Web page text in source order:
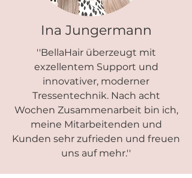
Ina Jungermann
''BellaHair überzeugt mit
exzellentem Support und
innovativer, moderner
Tressentechnik. Nach acht
Wochen Zusammenarbeit bin ich,
meine Mitarbeitenden und
Kunden sehr zufrieden und freuen
uns auf mehr.''